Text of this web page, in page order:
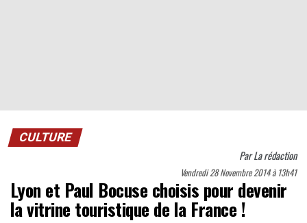
CULTURE
ParLa rédaction
Vendredi 28 Novembre 2014 à 13h41
Lyon et Paul Bocuse choisis pour devenir
la vitrine touristique de la France !